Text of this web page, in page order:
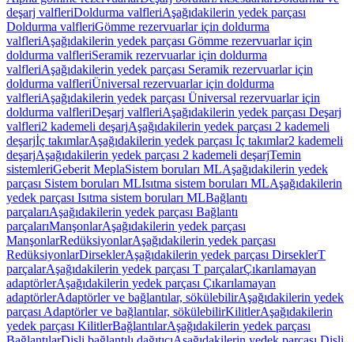
deşarj valfleriDoldurma valfleriAşağıdakilerin yedek parçası
Doldurma valfleriGömme rezervuarlar için doldurma
valfleriAşağıdakilerin yedek parçası Gömme rezervuarlar için
doldurma valfleriSeramik rezervuarlar için doldurma
valfleriAşağıdakilerin yedek parçası Seramik rezervuarlar için
doldurma valfleriÜniversal rezervuarlar için doldurma
valfleriAşağıdakilerin yedek parçası Üniversal rezervuarlar için
doldurma valfleriDeşarj valfleriAşağıdakilerin yedek parçası Deşarj
valfleri2 kademeli deşarjAşağıdakilerin yedek parçası 2 kademeli
deşarjİç takımlarAşağıdakilerin yedek parçası İç takımlar2 kademeli
deşarjAşağıdakilerin yedek parçası 2 kademeli deşarjTemin
sistemleriGeberit MeplaSistem boruları MLAşağıdakilerin yedek
parçası Sistem boruları MLIsıtma sistem boruları MLAşağıdakilerin
yedek parçası Isıtma sistem boruları MLBağlantı
parçalarıAşağıdakilerin yedek parçası Bağlantı
parçalarıManşonlarAşağıdakilerin yedek parçası
ManşonlarRedüksiyonlarAşağıdakilerin yedek parçası
RedüksiyonlarDirseklerAşağıdakilerin yedek parçası DirseklerT
parçalarAşağıdakilerin yedek parçası T parçalarÇıkarılamayan
adaptörlerAşağıdakilerin yedek parçası Çıkarılamayan
adaptörlerAdaptörler ve bağlantılar, sökülebilirAşağıdakilerin yedek
parçası Adaptörler ve bağlantılar, sökülebilirKilitlerAşağıdakilerin
yedek parçası KilitlerBağlantılarAşağıdakilerin yedek parçası